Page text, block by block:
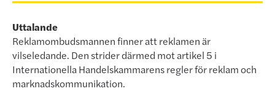
Uttalande
Reklamombudsmannen finner att reklamen är
vilseledande. Den strider därmed mot artikel 5 i
Internationella Handelskammarens regler för reklam och
marknadskommunikation.